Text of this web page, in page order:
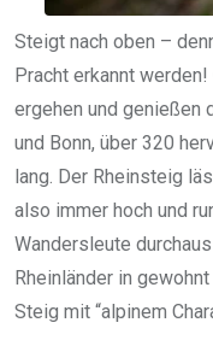
Steigt nach oben –
Pracht erkannt
ergehen und genießen
und Bonn, über 320
lang. Der Rheinsteig
also immer hoch und
Wandersleute
Rheinländer in
Steig mit “alpinem